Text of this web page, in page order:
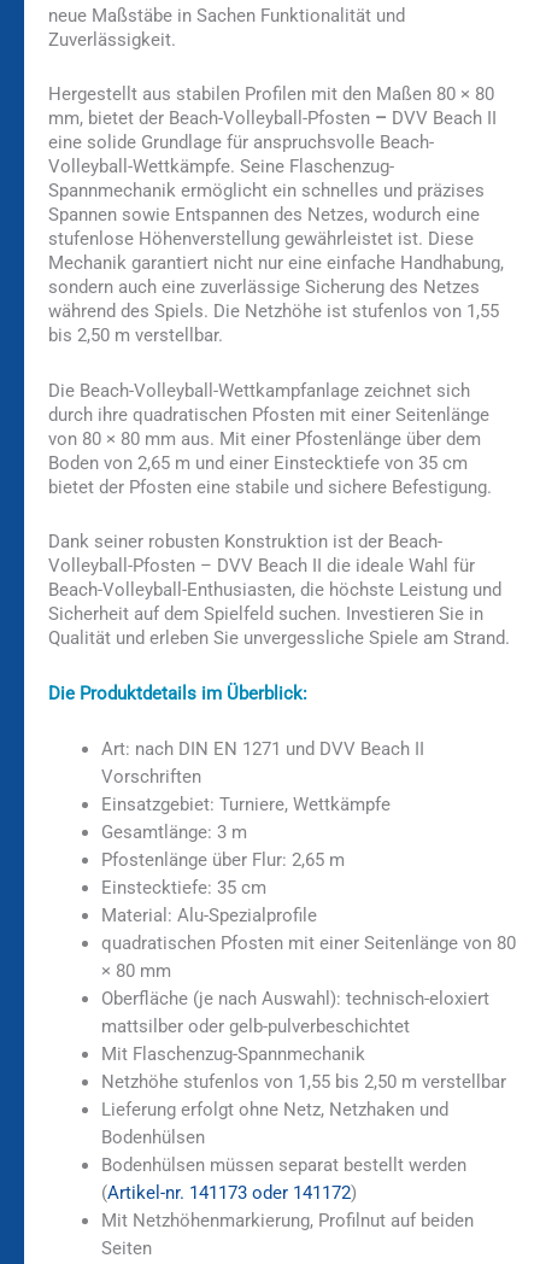
neue Maßstäbe in Sachen Funktionalität und
Zuverlässigkeit.
Hergestellt aus stabilen Profilen mit den Maßen 80 × 80
mm, bietet der Beach-Volleyball-Pfosten – DVV Beach II
eine solide Grundlage für anspruchsvolle Beach-
Volleyball-Wettkämpfe. Seine Flaschenzug-
Spannmechanik ermöglicht ein schnelles und präzises
Spannen sowie Entspannen des Netzes, wodurch eine
stufenlose Höhenverstellung gewährleistet ist. Diese
Mechanik garantiert nicht nur eine einfache Handhabung,
sondern auch eine zuverlässige Sicherung des Netzes
während des Spiels. Die Netzhöhe ist stufenlos von 1,55
bis 2,50 m verstellbar.
Die Beach-Volleyball-Wettkampfanlage zeichnet sich
durch ihre quadratischen Pfosten mit einer Seitenlänge
von 80 × 80 mm aus. Mit einer Pfostenlänge über dem
Boden von 2,65 m und einer Einstecktiefe von 35 cm
bietet der Pfosten eine stabile und sichere Befestigung.
Dank seiner robusten Konstruktion ist der Beach-
Volleyball-Pfosten – DVV Beach II die ideale Wahl für
Beach-Volleyball-Enthusiasten, die höchste Leistung und
Sicherheit auf dem Spielfeld suchen. Investieren Sie in
Qualität und erleben Sie unvergessliche Spiele am Strand.
Die Produktdetails im Überblick:
Art: nach DIN EN 1271 und DVV Beach II
Vorschriften
Einsatzgebiet: Turniere, Wettkämpfe
Gesamtlänge: 3 m
Pfostenlänge über Flur: 2,65 m
Einstecktiefe: 35 cm
Material: Alu-Spezialprofile
quadratischen Pfosten mit einer Seitenlänge von 80
× 80 mm
Oberfläche (je nach Auswahl): technisch-eloxiert
mattsilber oder gelb-pulverbeschichtet
Mit Flaschenzug-Spannmechanik
Netzhöhe stufenlos von 1,55 bis 2,50 m verstellbar
Lieferung erfolgt ohne Netz, Netzhaken und
Bodenhülsen
Bodenhülsen müssen separat bestellt werden
(Artikel-nr. 141173 oder 141172)
Mit Netzhöhenmarkierung, Profilnut auf beiden
Seiten